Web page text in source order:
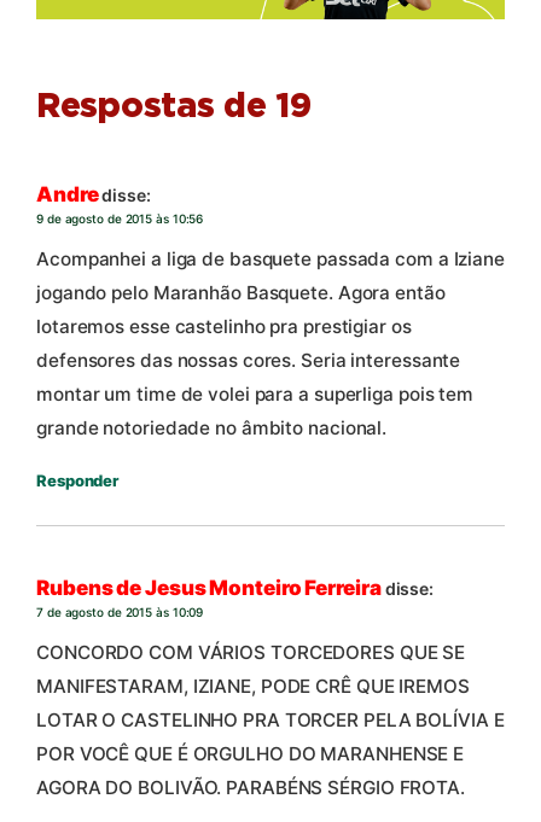
Respostas de 19
Andredisse:
9 de agosto de 2015 às 10:56
Acompanhei a liga de basquete passada com a Iziane
jogando pelo Maranhão Basquete. Agora então
lotaremos esse castelinho pra prestigiar os
defensores das nossas cores. Seria interessante
montar um time de volei para a superliga pois tem
grande notoriedade no âmbito nacional.
Responder
Rubens de Jesus Monteiro Ferreiradisse:
7 de agosto de 2015 às 10:09
CONCORDO COM VÁRIOS TORCEDORES QUE SE
MANIFESTARAM, IZIANE, PODE CRÊ QUE IREMOS
LOTAR O CASTELINHO PRA TORCER PELA BOLÍVIA E
POR VOCÊ QUE É ORGULHO DO MARANHENSE E
AGORA DO BOLIVÃO. PARABÉNS SÉRGIO FROTA.